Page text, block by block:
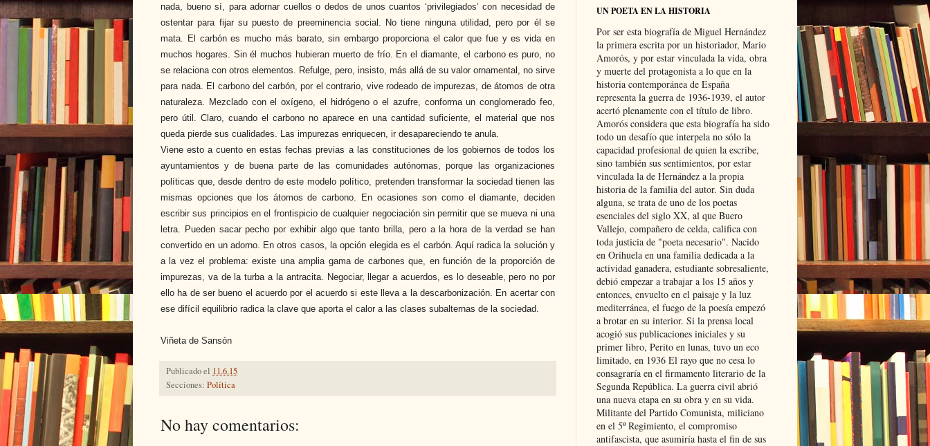
nada, bueno sí, para adornar cuellos o dedos de unos cuantos ‘privilegiados’ con necesidad de
ostentar para fijar su puesto de preeminencia social. No tiene ninguna utilidad, pero por él se
mata. El carbón es mucho más barato, sin embargo proporciona el calor que fue y es vida en
muchos hogares. Sin él muchos hubieran muerto de frío. En el diamante, el carbono es puro, no
se relaciona con otros elementos. Refulge, pero, insisto, más allá de su valor ornamental, no sirve
para nada. El carbono del carbón, por el contrario, vive rodeado de impurezas, de átomos de otra
naturaleza. Mezclado con el oxígeno, el hidrógeno o el azufre, conforma un conglomerado feo,
pero útil. Claro, cuando el carbono no aparece en una cantidad suficiente, el material que nos
queda pierde sus cualidades. Las impurezas enriquecen, ir desapareciendo te anula.
Viene esto a cuento en estas fechas previas a las constituciones de los gobiernos de todos los
ayuntamientos y de buena parte de las comunidades autónomas, porque las organizaciones
políticas que, desde dentro de este modelo político, pretenden transformar la sociedad tienen las
mismas opciones que los átomos de carbono. En ocasiones son como el diamante, deciden
escribir sus principios en el frontispicio de cualquier negociación sin permitir que se mueva ni una
letra. Pueden sacar pecho por exhibir algo que tanto brilla, pero a la hora de la verdad se han
convertido en un adorno. En otros casos, la opción elegida es el carbón. Aquí radica la solución y
a la vez el problema: existe una amplia gama de carbones que, en función de la proporción de
impurezas, va de la turba a la antracita. Negociar, llegar a acuerdos, es lo deseable, pero no por
ello ha de ser bueno el acuerdo por el acuerdo si este lleva a la descarbonización. En acertar con
ese difícil equilibrio radica la clave que aporta el calor a las clases subalternas de la sociedad.
Viñeta de Sansón
Publicado el 11.6.15
Secciones: Política
No hay comentarios:
UN POETA EN LA HISTORIA
Por ser esta biografía de Miguel Hernández
la primera escrita por un historiador, Mario
Amorós, y por estar vinculada la vida, obra
y muerte del protagonista a lo que en la
historia contemporánea de España
representa la guerra de 1936-1939, el autor
acertó plenamente con el título de libro.
Amorós considera que esta biografía ha sido
todo un desafío que interpela no sólo la
capacidad profesional de quien la escribe,
sino también sus sentimientos, por estar
vinculada la de Hernández a la propia
historia de la familia del autor. Sin duda
alguna, se trata de uno de los poetas
esenciales del siglo XX, al que Buero
Vallejo, compañero de celda, califica con
toda justicia de "poeta necesario". Nacido
en Orihuela en una familia dedicada a la
actividad ganadera, estudiante sobresaliente,
debió empezar a trabajar a los 15 años y
entonces, envuelto en el paisaje y la luz
mediterránea, el fuego de la poesía empezó
a brotar en su interior. Si la prensa local
acogió sus publicaciones iniciales y su
primer libro, Perito en lunas, tuvo un eco
limitado, en 1936 El rayo que no cesa lo
consagraría en el firmamento literario de la
Segunda República. La guerra civil abrió
una nueva etapa en su obra y en su vida.
Militante del Partido Comunista, miliciano
en el 5º Regimiento, el compromiso
antifascista, que asumiría hasta el fin de sus